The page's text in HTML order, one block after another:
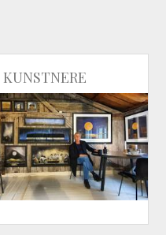
KUNSTNERE